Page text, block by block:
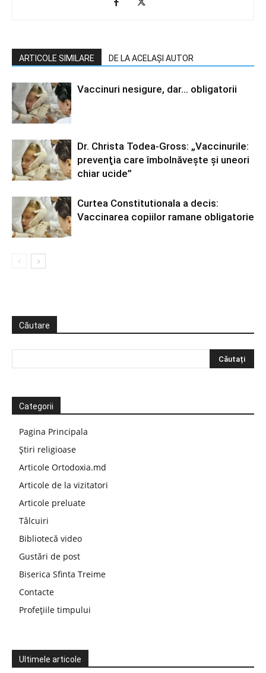
ARTICOLE SIMILARE DE LA ACELAȘI AUTOR
Vaccinuri nesigure, dar… obligatorii
Dr. Christa Todea-Gross: „Vaccinurile:
prevenţia care îmbolnăveşte şi uneori
chiar ucide”
Curtea Constitutionala a decis:
Vaccinarea copiilor ramane obligatorie
Căutare
Categorii
Pagina Principala
Știri religioase
Articole Ortodoxia.md
Articole de la vizitatori
Articole preluate
Tâlcuiri
Bibliotecă video
Gustări de post
Biserica Sfinta Treime
Contacte
Profețiile timpului
Ultimele articole